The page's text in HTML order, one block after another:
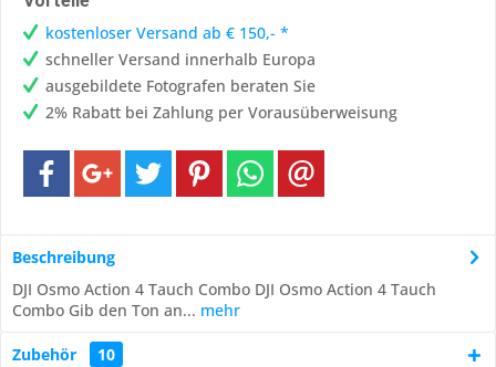
kostenloser Versand ab € 150,- *
schneller Versand innerhalb Europa
ausgebildete Fotografen beraten Sie
2% Rabatt bei Zahlung per Vorausüberweisung
Beschreibung
DJI Osmo Action 4 Tauch Combo DJI Osmo Action 4 Tauch
Combo Gib den Ton an... mehr
Zubehör 10